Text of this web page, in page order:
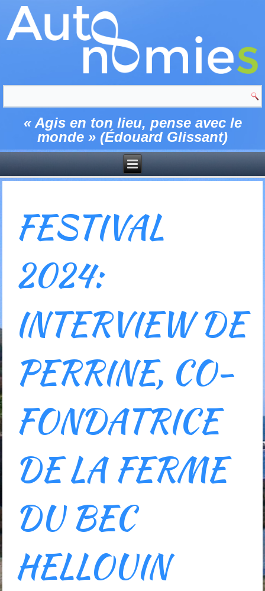
« Agis en ton lieu, pense avec le
monde » (Édouard Glissant)
FESTIVAL
2024:
INTERVIEW DE
PERRINE, CO-
FONDATRICE
DE LA FERME
DU BEC
HELLOUIN